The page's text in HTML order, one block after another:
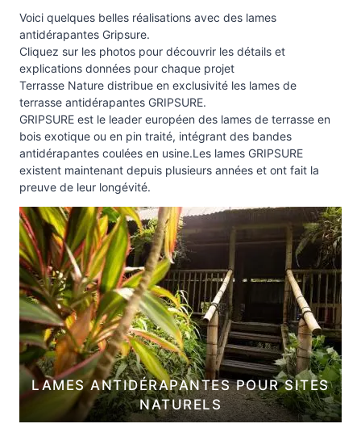
Voici quelques belles réalisations avec des lames
antidérapantes Gripsure.
Cliquez sur les photos pour découvrir les détails et
explications données pour chaque projet
Terrasse Nature distribue en exclusivité les lames de
terrasse antidérapantes GRIPSURE.
GRIPSURE est le leader européen des lames de terrasse en
bois exotique ou en pin traité, intégrant des bandes
antidérapantes coulées en usine.Les lames GRIPSURE
existent maintenant depuis plusieurs années et ont fait la
preuve de leur longévité.
LAMES ANTIDÉRAPANTES POUR SITES
NATURELS